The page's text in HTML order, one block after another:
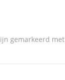
gemarkeerd met